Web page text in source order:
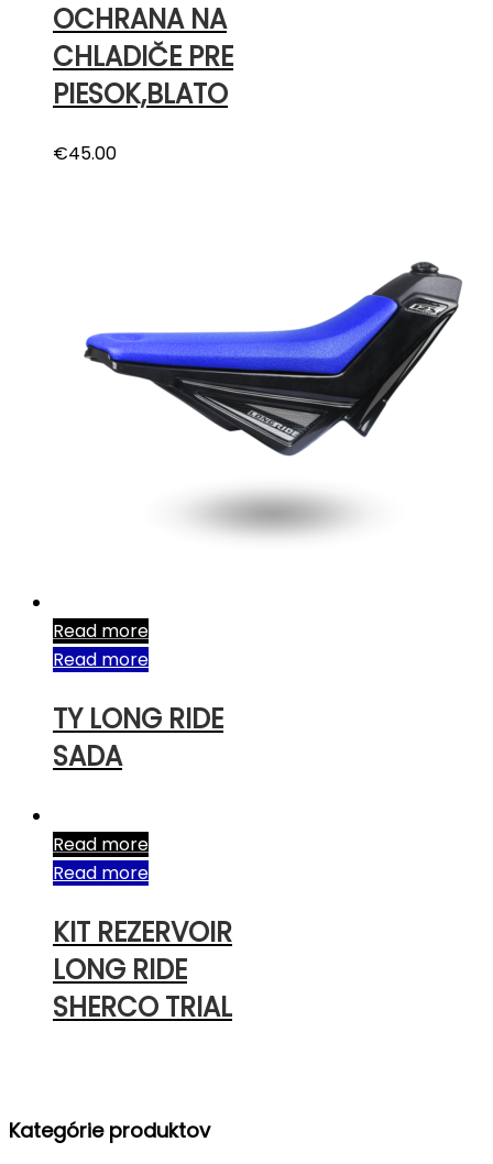
OCHRANA NA
CHLADIČE PRE
PIESOK,BLATO
€45.00
Read more
Read more
TY LONG RIDE
SADA
Read more
Read more
KIT REZERVOIR
LONG RIDE
SHERCO TRIAL
Kategórie produktov